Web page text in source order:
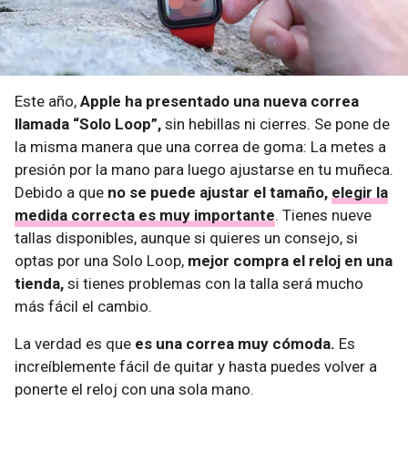
Este año, Apple ha presentado una nueva correa
llamada “Solo Loop”, sin hebillas ni cierres. Se pone de
la misma manera que una correa de goma: La metes a
presión por la mano para luego ajustarse en tu muñeca.
Debido a que no se puede ajustar el tamaño, elegir la
medida correcta es muy importante. Tienes nueve
tallas disponibles, aunque si quieres un consejo, si
optas por una Solo Loop, mejor compra el reloj en una
tienda, si tienes problemas con la talla será mucho
más fácil el cambio.
La verdad es que es una correa muy cómoda. Es
increíblemente fácil de quitar y hasta puedes volver a
ponerte el reloj con una sola mano.